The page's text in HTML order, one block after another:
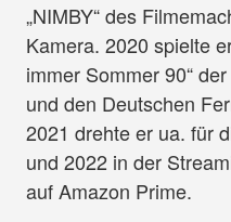
„NIMBY“ des
Kamera. 2020 spielte
immer Sommer 90“
und den Deutschen
2021 drehte er ua. für
und 2022 in der
auf Amazon Prime.